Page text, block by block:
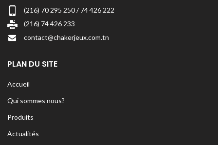
(216) 70 295 250 / 74 426 222
(216) 74 426 233
contact@chakerjeux.com.tn
PLAN DU SITE
Accueil
Qui sommes nous?
Produits
Actualités